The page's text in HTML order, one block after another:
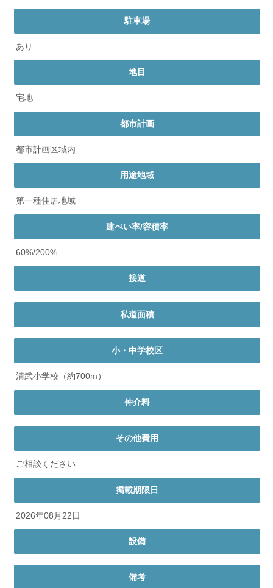
駐車場
あり
地目
宅地
都市計画
都市計画区域内
用途地域
第一種住居地域
建ぺい率/容積率
60%/200%
接道
私道面積
小・中学校区
清武小学校（約700m）
仲介料
その他費用
ご相談ください
掲載期限日
2026年08月22日
設備
備考